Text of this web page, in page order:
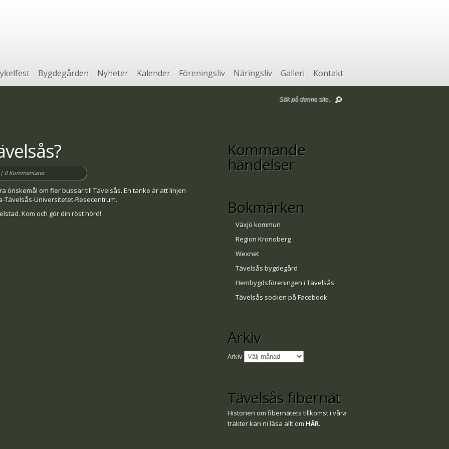
Bygdegården Nyheter Kalender Föreningsliv Näringsliv Galleri Kontakt
0 Kommentarer
önskemål om fler bussar till Tävelsås. En tanke är att linjen
Tävelsås-Universitetet-Resecentrum.
Kom och gör din röst hörd!
Kommande
händelser
Bokmärken
Växjö kommun
Region Kronoberg
Wexnet
Tävelsås bygdegård
Hembygdsföreningen i Tävelsås
Tävelsås socken på Facebook
Arkiv
Arkiv
Tävelsås fibernät
Historien om fibernätets tillkomst i våra
trakter kan ni läsa allt om HÄR.